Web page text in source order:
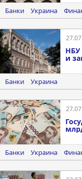
Банки Украина
НБУ
и
Банки Украина
Банки Украина